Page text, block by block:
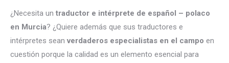
¿Necesita un traductor e intérprete de español – polaco
en Murcia? ¿Quiere además que sus traductores e
intérpretes sean verdaderos especialistas en el campo en
cuestión porque la calidad es un elemento esencial para